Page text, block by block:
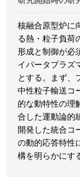
核融合原型炉に
る熱・粒子負荷
形成と制御が必
イバータプラズ
とする。まず、
中性粒子輸送コ
的な動特性の理
合した運動論的
開発した統合コ
の動的応答特性
構を明らかにす